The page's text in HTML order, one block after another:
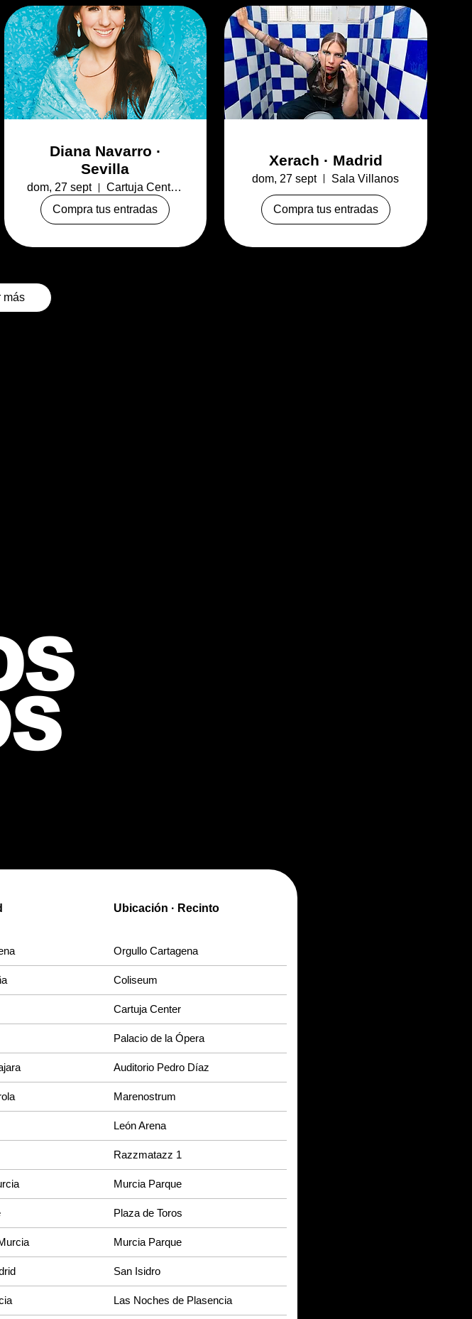
Diana Navarro ·
Sevilla
dom, 27 sept
Cartuja Center CITE Sevilla
Compra tus entradas
Xerach · Madrid
dom, 27 sept Sala Villanos
Compra tus entradas
más
Ubicación · Recinto
Orgullo Cartagena
Coliseum
Cartuja Center
Palacio de la Ópera
Auditorio Pedro Díaz
Marenostrum
León Arena
Razzmatazz 1
Murcia Parque
Plaza de Toros
Murcia Parque
San Isidro
Las Noches de Plasencia